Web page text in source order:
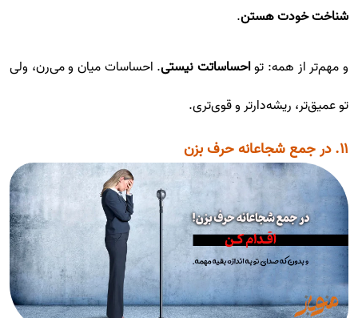
شناخت خودت هستن.
و مهم‌تر از همه: تواحساساتت نیستی. احساسات میان و می‌رن، ولی
تو عمیق‌تر، ریشه‌دارتر و قوی‌تری.
۱۱. در جمع شجاعانه حرف بزن